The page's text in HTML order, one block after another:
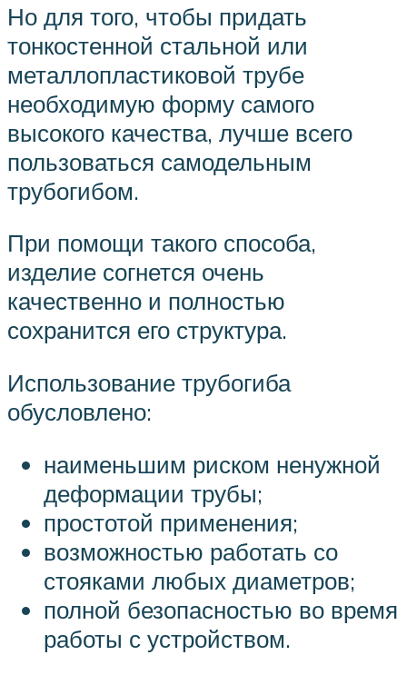
Но для того, чтобы придать
тонкостенной стальной или
металлопластиковой трубе
необходимую форму самого
высокого качества, лучше всего
пользоваться самодельным
трубогибом.
При помощи такого способа,
изделие согнется очень
качественно и полностью
сохранится его структура.
Использование трубогиба
обусловлено:
наименьшим риском ненужной
деформации трубы;
простотой применения;
возможностью работать со
стояками любых диаметров;
полной безопасностью во время
работы с устройством.